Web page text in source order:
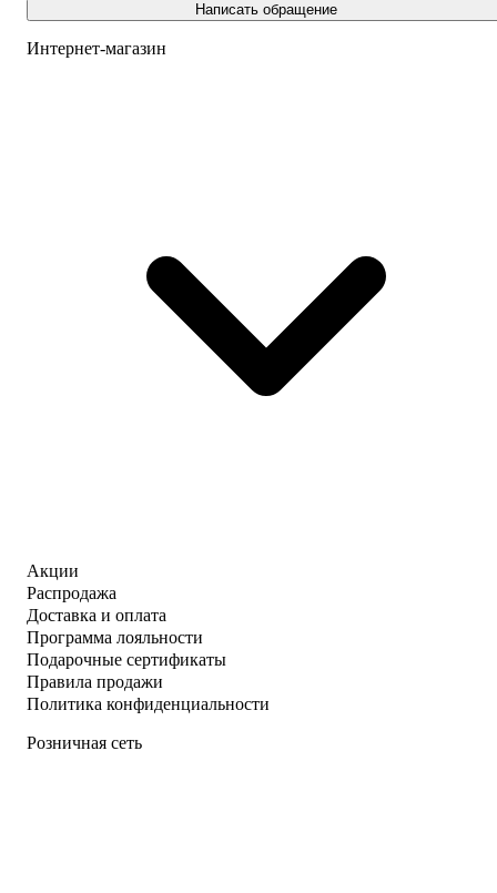
Написать обращение
Интернет-магазин
Акции
Распродажа
Доставка и оплата
Программа лояльности
Подарочные сертификаты
Правила продажи
Политика конфиденциальности
Розничная сеть